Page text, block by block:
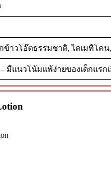
ข้าวโอ๊ตธรรมชาติ, ไดเมทิโคน
มีแนวโน้มแพ้ง่ายของเด็กแรก